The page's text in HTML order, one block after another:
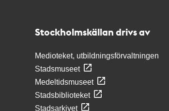
Stockholmskällan drivs av
Medioteket, utbildningsförvaltningen
Stadsmuseet
Medeltidsmuseet
Stadsbiblioteket
Stadsarkivet